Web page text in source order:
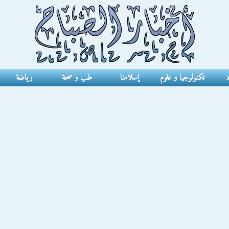
تكنولوجيا و علوم إسلامنا طب و صحة رياضة